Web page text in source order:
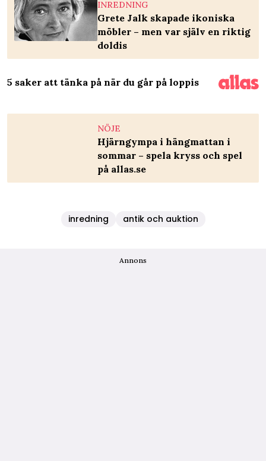
INREDNING
Grete Jalk skapade ikoniska
möbler – men var själv en riktig
doldis
5 saker att tänka på när du går på loppis
NÖJE
Hjärngympa i hängmattan i
sommar – spela kryss och spel
på allas.se
inredning antik och auktion
Annons